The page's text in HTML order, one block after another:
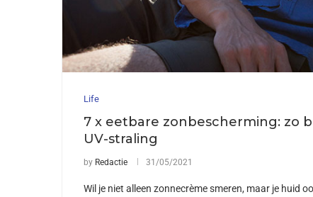
Life
7 x eetbare zonbescherming: zo
UV-straling
by Redactie 31/05/2021
Wil je niet alleen zonnecrème smeren, maar je huid